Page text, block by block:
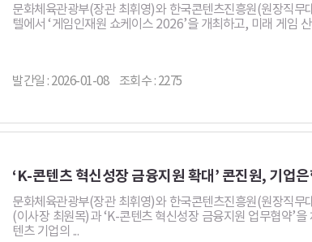
문화체육관광부(장관 최휘영)와 한국콘텐츠진흥원(원장직
텔에서 ‘게임인재원 쇼케이스 2026’을 개최하고, 미래 게임
발간일 : 2026-01-08 조회수 : 2275
‘K-콘텐츠 혁신성장 금융지원 확대’ 콘진원, 기업
문화체육관광부(장관 최휘영)와 한국콘텐츠진흥원(원장직
(이사장 최원목)과 ‘K-콘텐츠 혁신성장 금융지원 업무협약’
텐츠 기업의 ...